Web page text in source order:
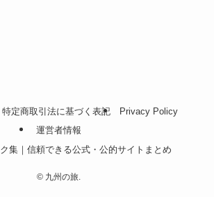
特定商取引法に基づく表記
Privacy Policy
運営者情報
集｜信頼できる公式・公的サイトまとめ
©九州の旅.